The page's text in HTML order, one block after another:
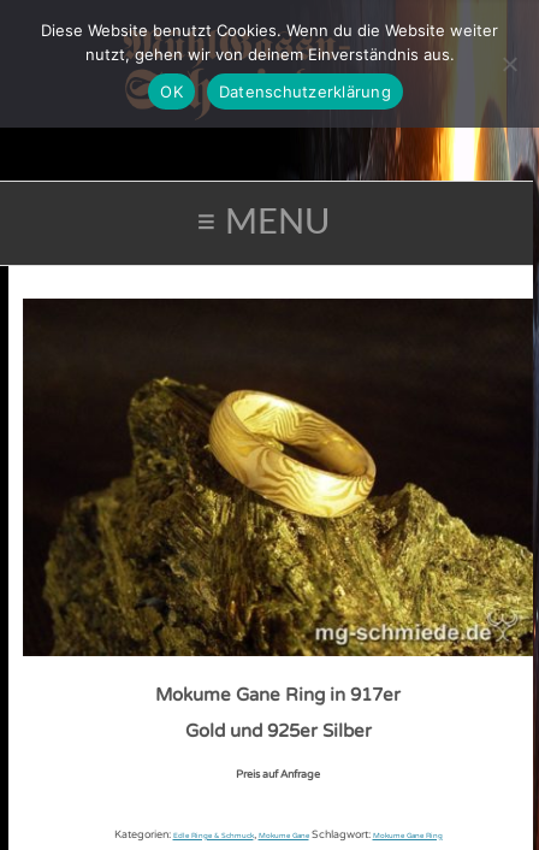
≡ MENU
Mokume Gane Ring in 917er
Gold und 925er Silber
Preis auf Anfrage
Kategorien: Edle Ringe & Schmuck, Mokume Gane Schlagwort: Mokume Gane Ring
Diese Website benutzt Cookies. Wenn du die Website weiter
nutzt, gehen wir von deinem Einverständnis aus.
OK
Datenschutzerklärung